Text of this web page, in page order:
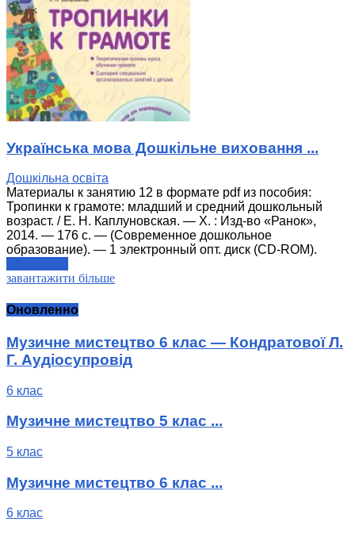
Українська мова Дошкільне виховання ...
Дошкільна освіта
Материалы к занятию 12 в формате pdf из пособия:
Тропинки к грамоте: младший и средний дошкольный
возраст. / Е. Н. Каплуновская. — Х. : Изд-во «Ранок»,
2014. — 176 с. — (Современное дошкольное
образование). — 1 электронный опт. диск (CD-ROM).
завантажити більше
Оновленно
Музичне мистецтво 6 клас — Кондратової Л.
Г. Аудіосупровід
6 клас
Музичне мистецтво 5 клас ...
5 клас
Музичне мистецтво 6 клас ...
6 клас